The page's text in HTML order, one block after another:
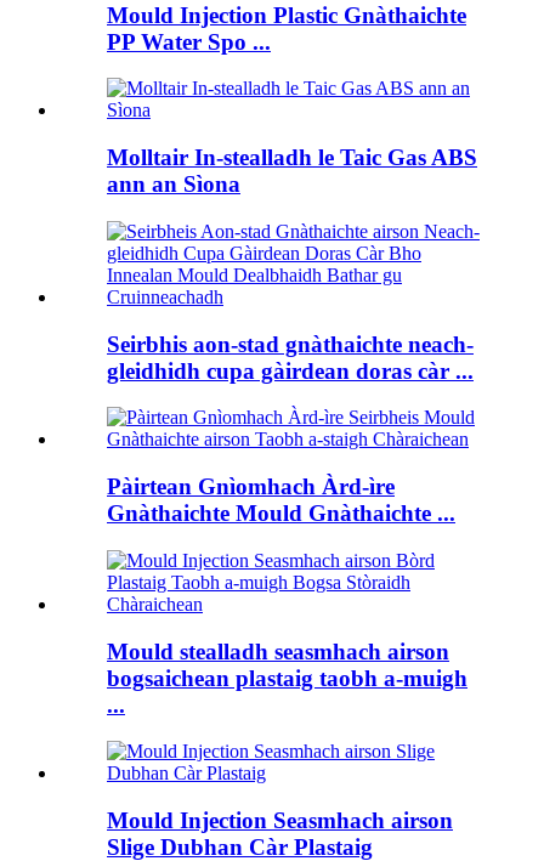
Mould Injection Plastic Gnàthaichte
PP Water Spo ...
Molltair In-stealladh le Taic Gas ABS
ann an Sìona
Seirbhis aon-stad gnàthaichte neach-
gleidhidh cupa gàirdean doras càr ...
Pàirtean Gnìomhach Àrd-ìre
Gnàthaichte Mould Gnàthaichte ...
Mould stealladh seasmhach airson
bogsaichean plastaig taobh a-muigh
...
Mould Injection Seasmhach airson
Slige Dubhan Càr Plastaig